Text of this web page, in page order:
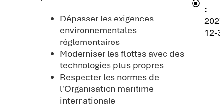
Dépasser les exigences
environnementales
réglementaires
Moderniser les flottes avec des
technologies plus propres
Respecter les normes de
l’Organisation maritime
internationale
:
12-